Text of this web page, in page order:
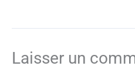
Laisser un